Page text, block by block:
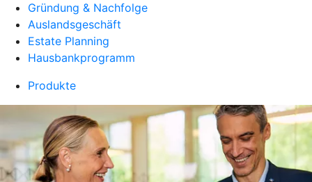
Gründung & Nachfolge
Auslandsgeschäft
Estate Planning
Hausbankprogramm
Produkte